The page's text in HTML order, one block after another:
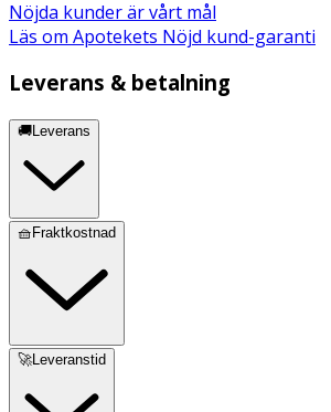
Nöjda kunder är vårt mål
Läs om Apotekets Nöjd kund-garanti
Leverans & betalning
🚚Leverans
🧺Fraktkostnad
🚀Leveranstid